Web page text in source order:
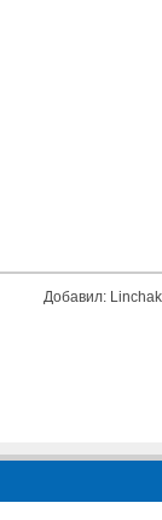
Добавил: Linchak